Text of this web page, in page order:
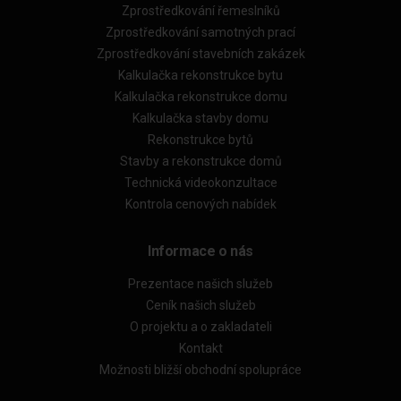
Zprostředkování řemeslníků
Zprostředkování samotných prací
Zprostředkování stavebních zakázek
Kalkulačka rekonstrukce bytu
Kalkulačka rekonstrukce domu
Kalkulačka stavby domu
Rekonstrukce bytů
Stavby a rekonstrukce domů
Technická videokonzultace
Kontrola cenových nabídek
Informace o nás
Prezentace našich služeb
Ceník našich služeb
O projektu a o zakladateli
Kontakt
Možnosti bližší obchodní spolupráce